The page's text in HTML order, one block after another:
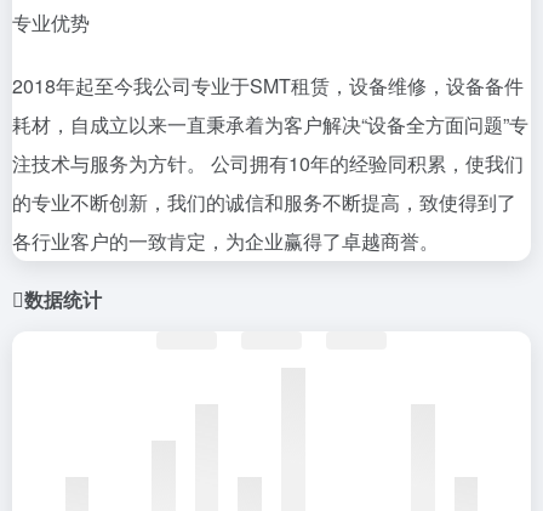
专业优势
2018年起至今我公司专业于SMT租赁，设备维修，设备备件
耗材，自成立以来一直秉承着为客户解决“设备全方面问题”专
注技术与服务为方针。 公司拥有10年的经验同积累，使我们
的专业不断创新，我们的诚信和服务不断提高，致使得到了
各行业客户的一致肯定，为企业赢得了卓越商誉。
数据统计